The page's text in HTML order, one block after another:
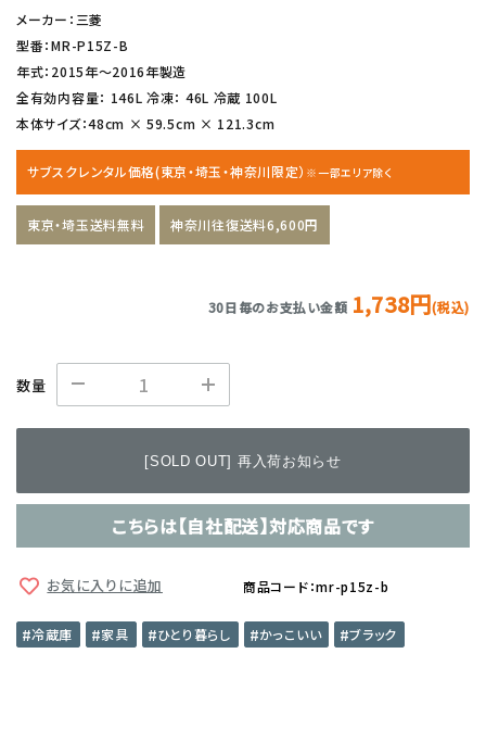
メーカー：三菱
型番：MR-P15Z-B
年式：2015年〜2016年製造
全有効内容量： 146L 冷凍： 46L 冷蔵 100L
本体サイズ：48cm × 59.5cm × 121.3cm
サブスクレンタル価格(東京・埼玉・神奈川限定） ※一部エリア除く
東京・埼玉送料無料 神奈川往復送料6,600円
30日毎のお支払い金額 1,738円(税込)
数量
[SOLD OUT] 再入荷お知らせ
こちらは【自社配送】対応商品です
お気に入りに追加 商品コード：mr-p15z-b
冷蔵庫 家具 ひとり暮らし かっこいい ブラック